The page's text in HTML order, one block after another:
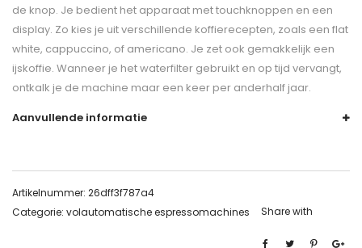
de knop. Je bedient het apparaat met touchknoppen en een
display. Zo kies je uit verschillende koffierecepten, zoals een flat
white, cappuccino, of americano. Je zet ook gemakkelijk een
ijskoffie. Wanneer je het waterfilter gebruikt en op tijd vervangt,
ontkalk je de machine maar een keer per anderhalf jaar.
Aanvullende informatie
Artikelnummer: 26dff3f787a4
Categorie: volautomatische espressomachines Share with